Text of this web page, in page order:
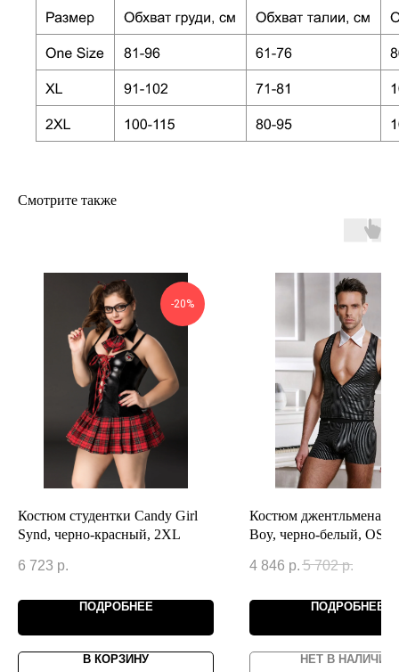
Смотрите также
-20%
Костюм студентки Candy Girl
Synd, черно-красный, 2XL
6 723 р.
ПОДРОБНЕЕ
В КОРЗИНУ
Костюм джентльмена
Boy, черно-белый, OS
4 846 р. 5 702 р.
ПОДРОБНЕЕ
НЕТ В НАЛИЧИИ